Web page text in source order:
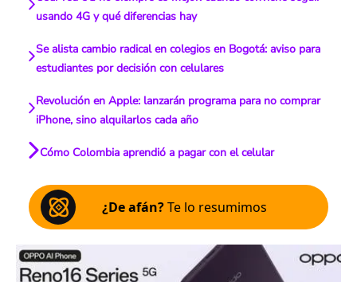
usando 4G y qué diferencias hay
Se alista cambio radical en colegios en Bogotá: aviso para
estudiantes por decisión con celulares
Revolución en Apple: lanzarán programa para no comprar
iPhone, sino alquilarlos cada año
Cómo Colombia aprendió a pagar con el celular
¿De afán?Te lo resumimos